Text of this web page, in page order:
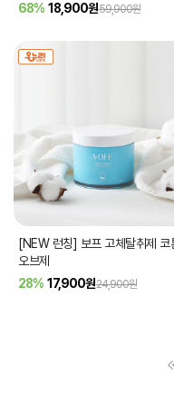
68% 18,900원59,900원
[NEW 런칭] 보프 고체탈취제 코
오브제
28% 17,900원24,900원